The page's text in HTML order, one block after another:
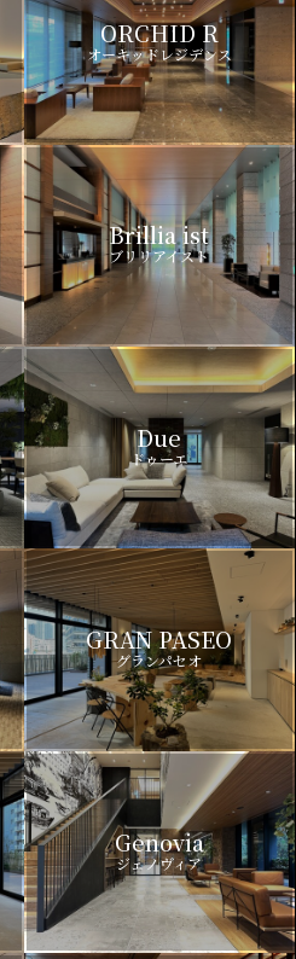
ORCHID R
オーキッドレジデンス
Brillia ist
ブリリアイスト
Due
ドゥーエ
GRAN PASEO
グランパセオ
Genovia
ジェノヴィア